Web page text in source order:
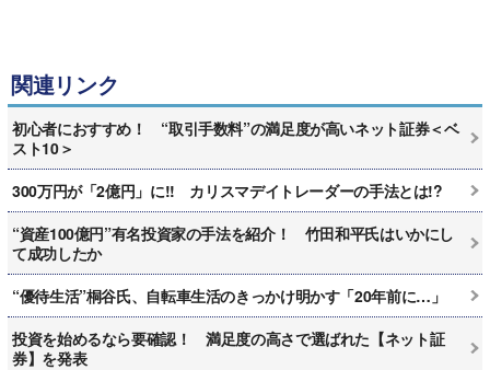
関連リンク
初心者におすすめ！ “取引手数料”の満足度が高いネット証券＜ベ
スト10＞
300万円が「2億円」に!! カリスマデイトレーダーの手法とは!?
“資産100億円”有名投資家の手法を紹介！ 竹田和平氏はいかにし
て成功したか
“優待生活”桐谷氏、自転車生活のきっかけ明かす「20年前に…」
投資を始めるなら要確認！ 満足度の高さで選ばれた【ネット証
券】を発表